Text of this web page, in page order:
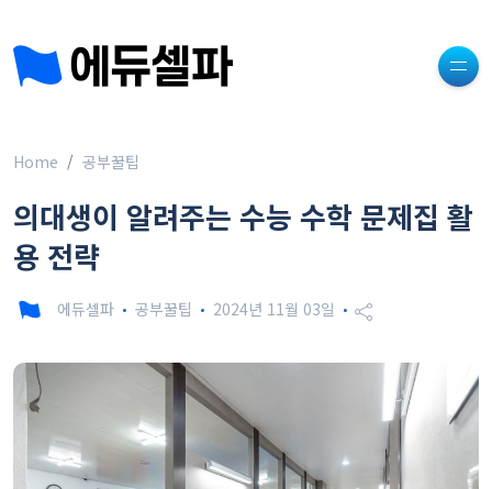
Home 공부꿀팁
의대생이 알려주는 수능 수학 문제집 활
용 전략
에듀셀파 공부꿀팁 2024년 11월 03일